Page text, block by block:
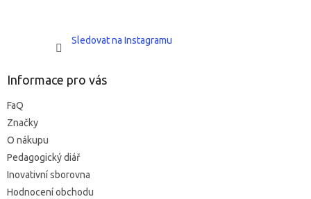
Sledovat na Instagramu
Informace pro vás
FaQ
Značky
O nákupu
Pedagogický diář
Inovativní sborovna
Hodnocení obchodu